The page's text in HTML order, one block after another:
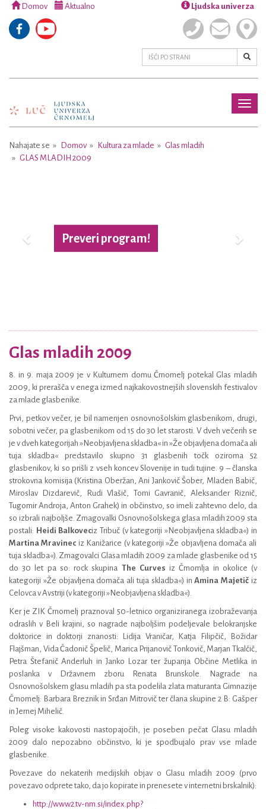
Domov Aktualno Ljudska univerza
Nahajate se Domov Kultura za mlade
Glas mladih
GLAS MLADIH 2009
Glas mladih 2009
8. in 9. maja 2009 je v Kulturnem domu Črnomelj potekal Glas mladih
2009, ki prerašča v enega izmed najkakovostnejših slovenskih festivalov
za mlade glasbenike.
Prvi, petkov večer, je bil namenjen osnovnošolskim glasbenikom, drugi,
sobotni večer, pa glasbenikom od 15 do 30 let starosti. V dveh večerih se
je v dveh kategorijah »Neobjavljena skladba« in »Že objavljena domača ali
tuja skladba« predstavilo skupno 31 glasbenih točk oziroma 52
glasbenikov, ki so prišli z vseh koncev Slovenije in tudi tujine. 9 – članska
strokovna komisija (Kristina Oberžan, Ani Jankovič Šober, Mladen Babič,
Miroslav Dizdarevič, Rudi Vlašič, Tomi Gavranič, Aleksander Riznič,
Tugomir Androja, Anton Grahek) in občinstvo, so imeli zahtevno delo, da
so izbrali najboljše. Zmagovalki Osnovnošolskega glasa mladih 2009 sta
postali: Heidi Balkoveciz Tribuč (v kategoriji »Neobjavljena skladba«) in
Martina Mravinec iz Kanižarice (v kategoriji »Že objavljena domača ali
tuja skladba«). Zmagovalci Glasa mladih 2009 za mlade glasbenike od 15
do 30 let pa so: rock skupina The Curves iz Črnomlja in okolice (v
kategoriji »Že objavljena domača ali tuja skladba«) inAmina Majetič iz
Celovca v Avstriji (v kategoriji »Neobjavljena skladba«).
Ker je ZIK Črnomelj praznoval 50-letnico organiziranega izobraževanja
odraslih v Beli krajini, so nagrade najboljšim podeljevale belokranjske
doktorice in doktorji znanosti: Lidija Vraničar, Katja Filipčič, Božidar
Flajšman, Vida Čadonič Špelič, Marica Prijanovič Tonkovič, Marjan Tkalčič,
Petra Štefanič Anderluh in Janko Lozar ter županja Občine Metlika in
poslanka v Državnem zboru Renata Brunskole. Nagrade na
Osnovnošolskem glasu mladih pa sta podelila zlata maturanta Gimnazije
Črnomelj: Barbara Breznik in Srđan Mitrovič ter člana skupine 2 B: Gašper
in Jernej Mihelič.
Poleg visoke kakovosti nastopajočih, je poseben pečat Glasu mladih
2009 dalo nepozabno občinstvo, ki je spodbujalo prav vse mlade
glasbenike.
Povezave do nekaterih medijskih objav o Glasu mladih 2009 (prvo
povezavo odprete tako, da jo kopirate in prenesete v internetni brskalnik):
http://www2.tv-nm.si/index.php?